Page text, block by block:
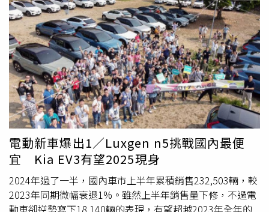
採用全新造型設計、更進化的空氣力學、前所未見的車載科
技、以及高達800 CV的混和動力輸出，同時減低80%碳排
量，結合跑車性能與SUV的日常實用性。歸功其插電式混合
動力系統，Urus SE在各路面條件皆有絕佳的動態性能表
現，引用創新技術解決方案，於前後軸間設有電動扭力配置
系統和電子後差速器，使車輛於任何轉速皆可輸出更大的扭
力和更高的動力。Urus SE配載的雙渦輪增壓4.0升V8引擎經
過重新設計，可迸發620 CV動力輸出以及81.63kgm扭力峰
值；與內燃機引擎結合的電能動力系統則可單獨輸出192 CV
動力以及49.38kgm扭力，綜效輸出達800 CV。EV
Drive（純電）模式可提供超過60公里電動續航里程，最高
時速超過130 km/hr。若行駛速度超過此速度範圍或扭力需
求超過電動馬達的最大可用扭力，V8引擎則會自動介入支援
電動馬達。Hybrid模式可於Strada模式中選擇，具有最大效
率和舒適性，並在內燃機引擎和電動馬達中取得最佳動力平
電動新車爆出1／Luxgen n5挑戰國內最便
宜 Kia EV3有望2025現身
2024年過了一半，國內車市上半年累積銷售232,503輛，較
2023年同期微幅衰退1%。雖然上半年銷售量下修，不過電
動車卻逆勢寫下18,140輛的表現，有望超越2023年全年的